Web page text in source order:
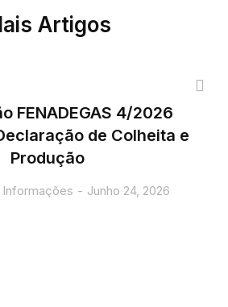
Artigos
FENADEGAS 4/2026
de Colheita e
Produção
Informações Junho 24, 2026